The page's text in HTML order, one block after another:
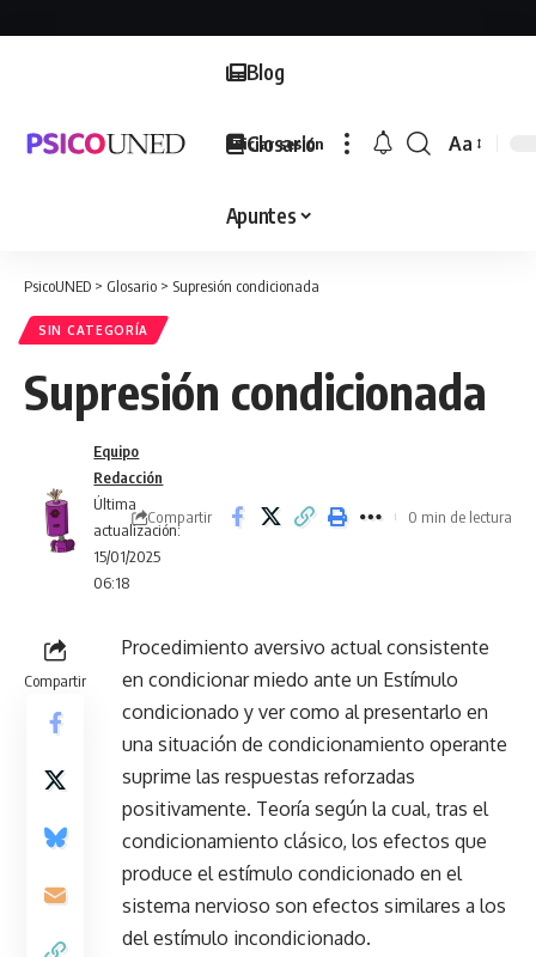
Blog
Glosario
Apuntes
Iniciar sesión
Font
Aa
PsicoUNED > Glosario > Supresión condicionada
SIN CATEGORÍA
Supresión condicionada
Última
actualización:
15/01/2025
06:18
Equipo
Redacción
Compartir 0 min de lectura
Compartir
Procedimiento aversivo actual consistente
en condicionar miedo ante un Estímulo
condicionado y ver como al presentarlo en
una situación de condicionamiento operante
suprime las respuestas reforzadas
positivamente. Teoría según la cual, tras el
condicionamiento clásico, los efectos que
produce el estímulo condicionado en el
sistema nervioso son efectos similares a los
del estímulo incondicionado.